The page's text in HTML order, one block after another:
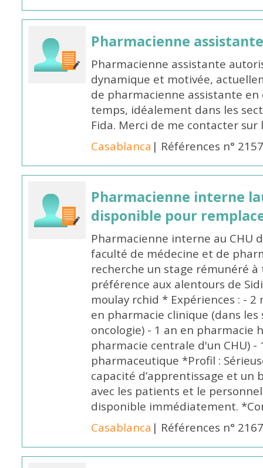
Pharmacienne
Pharmacienne assistante
dynamique et motivée,
de pharmacienne assistante en
temps, idéalement dans les
Fida. Merci de me contacter sur
Casablanca | Références n°
Pharmacienne interne
disponible pour
Pharmacienne interne au CHU
faculté de médecine et de
recherche un stage rémunéré
préférence aux alentours de
moulay rchid * Expériences : -
en pharmacie clinique (dans les
oncologie) - 1 an en pharmacie
pharmacie centrale d'un CHU)
pharmaceutique *Profil :
capacité d’apprentissage et un
avec les patients et le
disponible immédiatement.
Casablanca | Références n°